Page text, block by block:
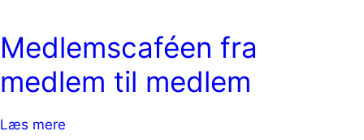
Medlemscaféen fra
medlem til medlem
Læs mere